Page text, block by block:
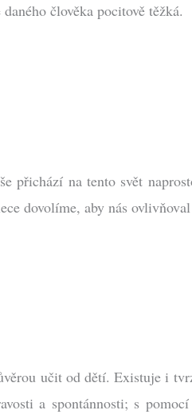
člověka pocitově těžká.
přichází na tento svět
dovolíme, aby nás
učit od dětí. Existuje i
a spontánnosti; s